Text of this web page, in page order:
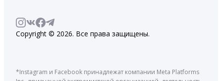
Copyright © 2026. Все права защищены.
*Instagram и Facebook принадлежат компании Meta Platforms